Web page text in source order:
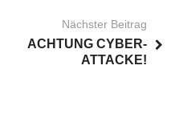
Nächster Beitrag
ACHTUNG CYBER-
ATTACKE!